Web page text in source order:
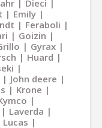
Dieci
Emily
Feraboli
Goizin
Gyrax
Huard
John deere
Krone
Laverda
Lucas